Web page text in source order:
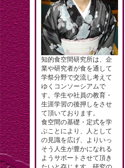
知的食空間研究所は、企
業や研究者が食を通して
学祭分野で交流し考えて
ゆくコンソーシアムで
す。学生や社員の教育・
生涯学習の後押しをさせ
て頂いております。
食空間の基礎・定式を学
ぶことにより、人として
の見識を広げ、よりいっ
そう人生が豊かになれる
ようサポートさせて頂き